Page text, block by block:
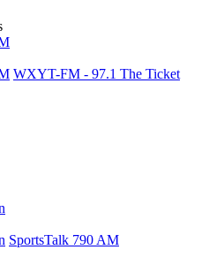
WXYT-FM - 97.1 The Ticket
SportsTalk 790 AM